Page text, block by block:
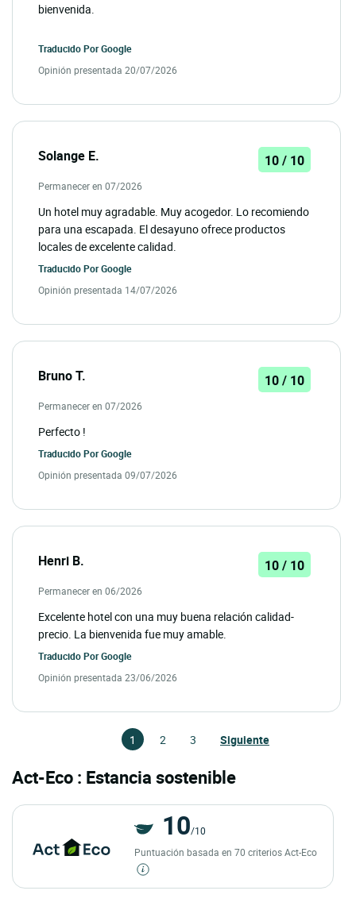
bienvenida.
Traducido PorGoogle
Opinión presentada 20/07/2026
Solange E. 10 / 10
Permanecer en 07/2026
Un hotel muy agradable. Muy acogedor. Lo recomiendo
para una escapada. El desayuno ofrece productos
locales de excelente calidad.
Traducido PorGoogle
Opinión presentada 14/07/2026
Bruno T. 10 / 10
Permanecer en 07/2026
Perfecto !
Traducido PorGoogle
Opinión presentada 09/07/2026
Henri B. 10 / 10
Permanecer en 06/2026
Excelente hotel con una muy buena relación calidad-
precio. La bienvenida fue muy amable.
Traducido PorGoogle
Opinión presentada 23/06/2026
1 2 3 Siguiente
Act-Eco : Estancia sostenible
10/10
Puntuación basada en 70 criterios Act-Eco